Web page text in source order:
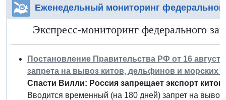
Еженедельный мониторинг
Экспресс-мониторинг федерального
Постановление Правительства РФ от 16
запрета на вывоз китов, дельфинов и морских
Спасти Вилли: Россия запрещает экспорт
Вводится временный (на 180 дней) запрет на